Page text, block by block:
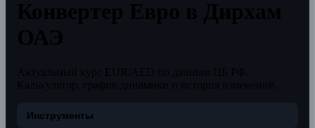
Инструменты